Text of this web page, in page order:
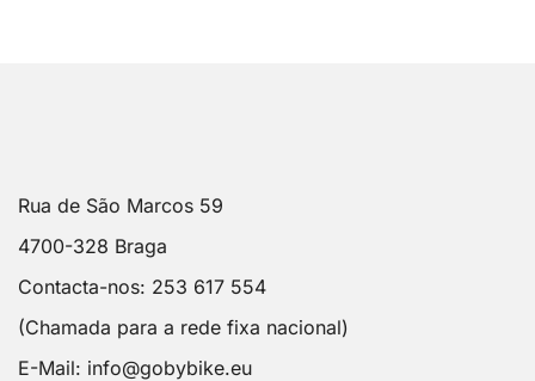
Rua de São Marcos 59
4700-328 Braga
Contacta-nos: 253 617 554
(Chamada para a rede fixa nacional)
E-Mail: info@gobybike.eu